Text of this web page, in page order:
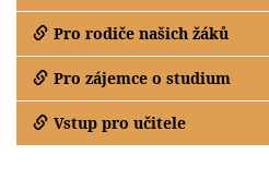
Pro rodiče našich žáků
Pro zájemce o studium
Vstup pro učitele